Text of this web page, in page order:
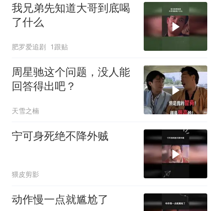
我兄弟先知道大哥到底喝
了什么
肥罗爱追剧 1跟贴
周星驰这个问题，没人能
回答得出吧？
天雪之楠
宁可身死绝不降外贼
猥皮剪影
动作慢一点就尴尬了